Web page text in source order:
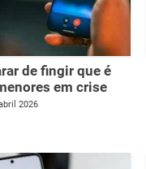
de fingir que é
em crise
2026